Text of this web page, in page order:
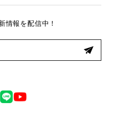
れになりました。天板、木
情報を配信中！